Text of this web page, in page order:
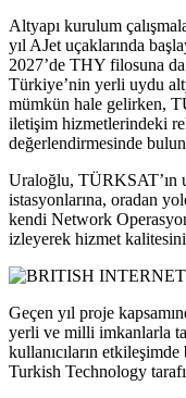
Altyapı kurulum
yıl AJet uçaklarında
2027’de THY filosuna
Türkiye’nin yerli uydu
mümkün hale gelirken,
iletişim hizmetlerindeki
değerlendirmesinde
Uraloğlu, TÜRKSAT’ın
istasyonlarına, oradan
kendi Network
izleyerek hizmet kalitesini
Geçen yıl proje
yerli ve milli imkanlarla
kullanıcıların
Turkish Technology